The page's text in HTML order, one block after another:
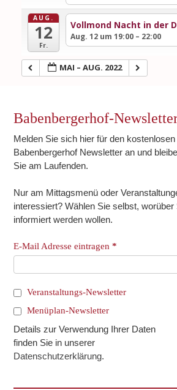
AUG.
12
Fr.
Vollmond Nacht in der
Aug. 12 um 19:00 – 22:00
MAI – AUG. 2022
Babenbergerhof-
Melden Sie sich hier für den kostenlosen
Babenbergerhof Newsletter an und
Sie am Laufenden.
Nur am Mittagsmenü oder
interessiert? Wählen Sie selbst, worüber
informiert werden wollen.
E-Mail Adresse eintragen*
Veranstaltungs-Newsletter
Menüplan-Newsletter
Details zur Verwendung Ihrer Daten
finden Sie in unserer
Datenschutzerklärung.